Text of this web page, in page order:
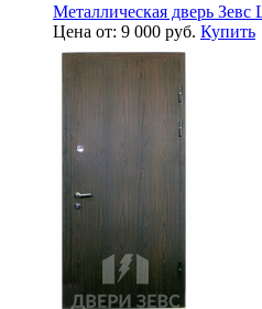
Металлическая дверь Зевс
Цена от: 9 000 руб. Купить